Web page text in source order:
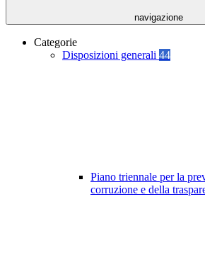
navigazione
Categorie
Disposizioni generali 44
Piano triennale per la
corruzione e della